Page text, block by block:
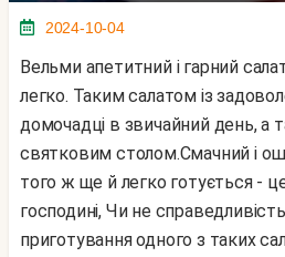
2024-10-04
Вельми апетитний і гарний салат, який готується дуже
легко. Таким салатом із
домочадці в звичайний день, а
святковим столом.Смачний і
того ж ще й легко готується -
господині, Чи не
приготування одного з таких